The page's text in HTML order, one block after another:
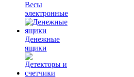
Весы
электронные
Денежные
ящики